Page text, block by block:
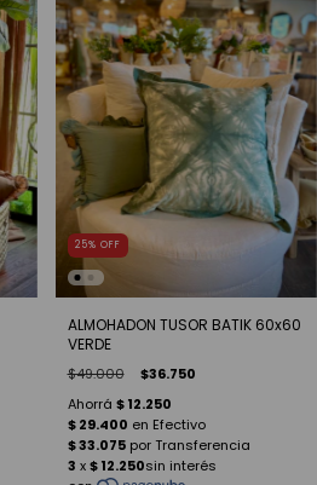
25% OFF
ALMOHADON TUSOR BATIK 60x60
VERDE
$49.000 $36.750